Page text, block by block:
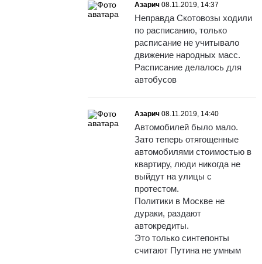
Азарич 08.11.2019, 14:37
Неправда Скотовозы ходили
по расписанию, только
расписание не учитывало
движение народных масс.
Расписание делалось для
автобусов
Азарич 08.11.2019, 14:40
Автомобилей было мало.
Зато теперь отягощенные
автомобилями стоимостью в
квартиру, люди никогда не
выйдут на улицы с
протестом.
Политики в Москве не
дураки, раздают
автокредиты.
Это только синтепонты
считают Путина не умным